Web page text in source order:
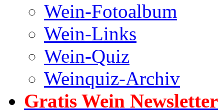
Wein-Fotoalbum
Wein-Links
Wein-Quiz
Weinquiz-Archiv
Gratis Wein Newsletter